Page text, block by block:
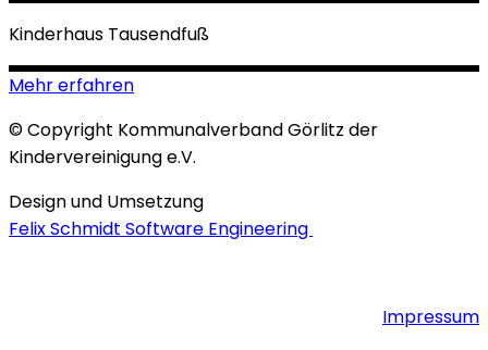
Kinderhaus Tausendfuß
Mehr erfahren
© Copyright Kommunalverband Görlitz der
Kindervereinigung e.V.
Design und Umsetzung
Felix Schmidt Software Engineering
Impressum